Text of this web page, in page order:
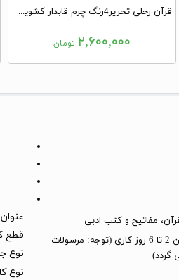
قرآن رحلی تحریر4رنگ چرم قابدار کشویی برشی با پلاک وسط
۲,۶۰۰,۰۰۰ تومان
مفاتیح و کتب ادبی
با پیک در تهران 1 روز و با پست حدودا بین 2 تا 6 روز کاری (توجه: مرسولات
گردد)
قطع
نوع
نوع